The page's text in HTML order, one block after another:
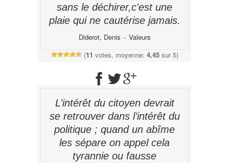
sans le déchirer,c'est une
plaie qui ne cautérise jamais.
Diderot, Denis − Valeurs
(11 votes, moyenne: 4,45sur 5)
L’intérêt du citoyen devrait
se retrouver dans l’intérêt du
politique ; quand un abîme
les sépare on appel cela
tyrannie ou fausse